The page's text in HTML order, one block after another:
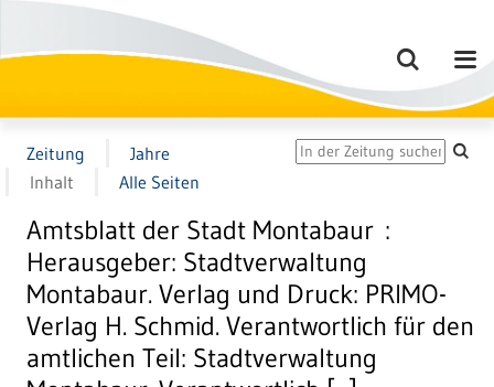
Zeitung
Jahre
Inhalt
Alle Seiten
Amtsblatt der Stadt Montabaur :
Herausgeber: Stadtverwaltung
Montabaur. Verlag und Druck: PRIMO-
Verlag H. Schmid. Verantwortlich für den
amtlichen Teil: Stadtverwaltung